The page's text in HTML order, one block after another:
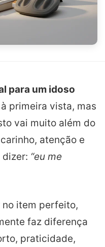
para um idoso
primeira vista, mas
vai muito além do
atenção e
dizer: “eu me
no item perfeito,
faz diferença
praticidade,